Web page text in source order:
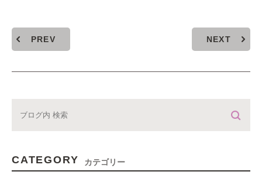
PREV NEXT
CATEGORY カテゴリー